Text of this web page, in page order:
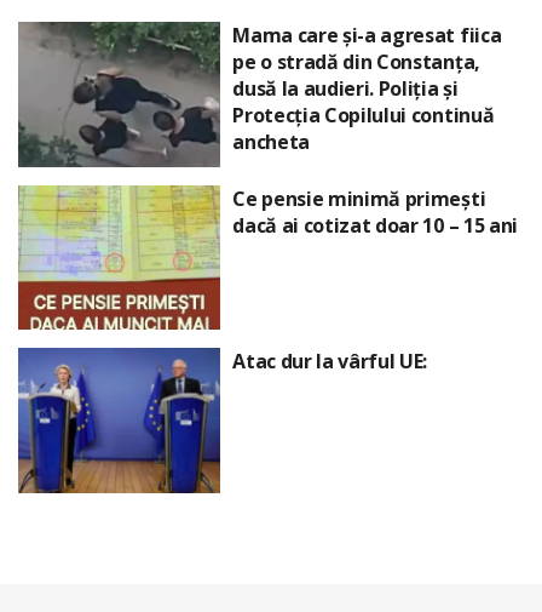
Mama care și-a agresat fiica
pe o stradă din Constanța,
dusă la audieri. Poliția și
Protecția Copilului continuă
ancheta
Ce pensie minimă primești
dacă ai cotizat doar 10 – 15 ani
Atac dur la vârful UE: